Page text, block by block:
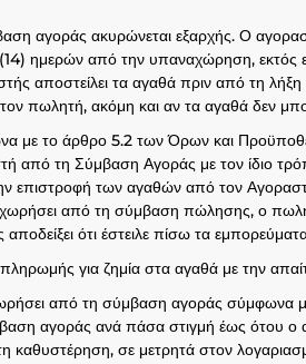
ακυρώνεται εξαρχής. Ο
ημερών από την υπαναχώρηση,
αποστείλει τα αγαθά πριν από τη
πωλητή, ακόμη και αν τα αγαθά δεν
το άρθρο 5.2 των Όρων και
τη Σύμβαση Αγοράς με τον ίδιο
επιστροφή των αγαθών από τον
από τη σύμβαση πώλησης, ο
ότι έστειλε πίσω τα
για ζημία στα αγαθά με την
από τη σύμβαση αγοράς σύμφωνα
αγοράς ανά πάσα στιγμή έως ότου
καθυστέρηση, σε μετρητά στον